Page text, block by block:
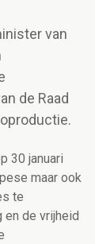
van
de Raad
30 januari
maar ook
te
en de vrijheid